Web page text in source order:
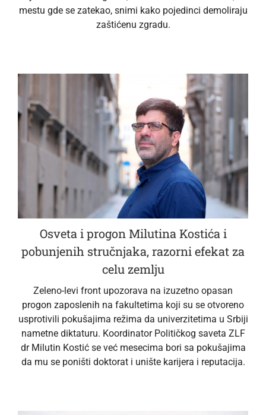
mestu gde se zatekao, snimi kako pojedinci demoliraju
zaštićenu zgradu.
Osveta i progon Milutina Kostića i
pobunjenih stručnjaka, razorni efekat za
celu zemlju
Zeleno-levi front upozorava na izuzetno opasan
progon zaposlenih na fakultetima koji su se otvoreno
usprotivili pokušajima režima da univerzitetima u Srbiji
nametne diktaturu. Koordinator Političkog saveta ZLF
dr Milutin Kostić se već mesecima bori sa pokušajima
da mu se poništi doktorat i unište karijera i reputacija.